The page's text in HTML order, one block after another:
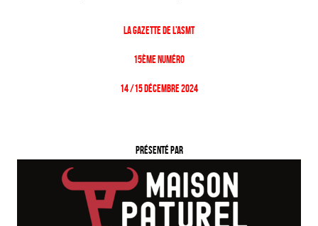
La gazette de l’ASMT
15ème numéro
14 /15 Décembre 2024
Présenté par